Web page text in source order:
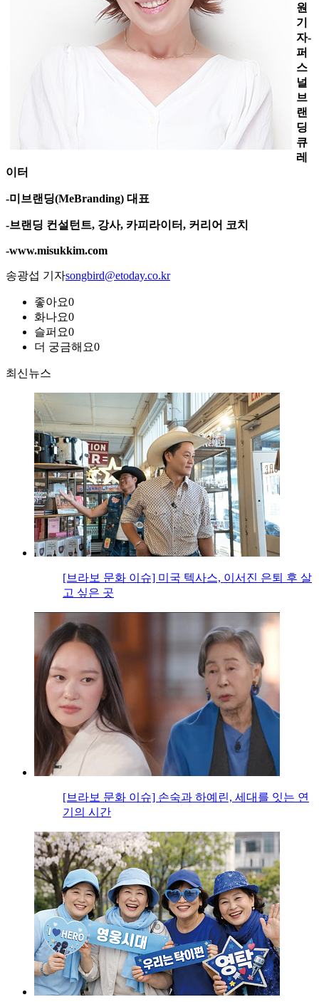
원
기
자-
퍼
스
널
브
랜
딩
큐
레
이터
-미브랜딩(MeBranding) 대표
-브랜딩 컨설턴트, 강사, 카피라이터, 커리어 코치
-www.misukkim.com
송광섭 기자songbird@etoday.co.kr
좋아요0
화나요0
슬퍼요0
더 궁금해요0
최신뉴스
[브라보 문화 이슈] 미국 텍사스, 이서진 은퇴 후 살
고 싶은 곳
[브라보 문화 이슈] 손숙과 하예린, 세대를 잇는 연
기의 시간